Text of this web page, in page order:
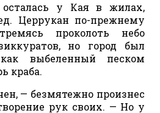
у Кая в жилах,
Церрукан по-прежнему
проколоть небо
но город был
выбеленный песком
краба.
— безмятежно произнес
рук своих. — Но у